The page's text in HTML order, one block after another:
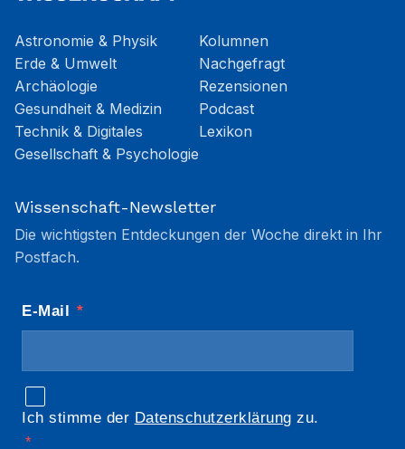
Astronomie & Physik
Erde & Umwelt
Archäologie
Gesundheit & Medizin
Technik & Digitales
Gesellschaft & Psychologie
Kolumnen
Nachgefragt
Rezensionen
Podcast
Lexikon
Wissenschaft-Newsletter
Die wichtigsten Entdeckungen der Woche direkt in Ihr
Postfach.